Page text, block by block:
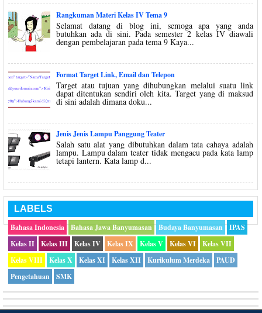
Rangkuman Materi Kelas IV Tema 9
Selamat datang di blog ini, semoga apa yang anda
butuhkan ada di sini. Pada semester 2 kelas IV diawali
dengan pembelajaran pada tema 9 Kaya...
Format Target Link, Email dan Telepon
Target atau tujuan yang dihubungkan melalui suatu link
dapat ditentukan sendiri oleh kita. Target yang di maksud
di sini adalah dimana doku...
Jenis Jenis Lampu Panggung Teater
Salah satu alat yang dibutuhkan dalam tata cahaya adalah
lampu. Lampu dalam teater tidak mengacu pada kata lamp
tetapi lantern. Kata lamp d...
LABELS
Bahasa Indonesia
Bahasa Jawa Banyumasan Budaya Banyumasan
IPAS
Kelas II
Kelas III Kelas IV Kelas IX Kelas V Kelas VI
Kelas VII
Kelas VIII
Kelas X Kelas XI Kelas XII Kurikulum Merdeka
PAUD
Pengetahuan
SMK